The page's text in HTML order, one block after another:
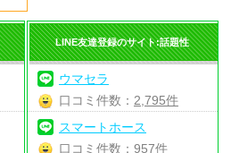
LINE友達登録のサイト:話題性
ウマセラ
口コミ件数： 2,795件
スマートホース
口コミ件数： 957件